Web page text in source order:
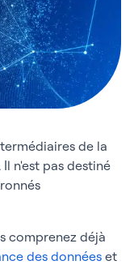
de la
n'est pas destiné
comprenez déjà
des données et